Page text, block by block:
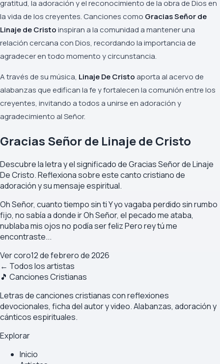
gratitud, la adoración y el reconocimiento de la obra de Dios en
la vida de los creyentes. Canciones como Gracias Señor de
Linaje de Cristoinspiran a la comunidad a mantener una
relación cercana con Dios, recordando la importancia de
agradecer en todo momento y circunstancia.
A través de su música, Linaje De Cristoaporta al acervo de
alabanzas que edifican la fe y fortalecen la comunión entre los
creyentes, invitando a todos a unirse en adoración y
agradecimiento al Señor.
Gracias Señor de Linaje de Cristo
Descubre la letra y el significado de Gracias Señor de Linaje
De Cristo. Reflexiona sobre este canto cristiano de
adoración y su mensaje espiritual.
Oh Señor, cuanto tiempo sin ti Y yo vagaba perdido sin rumbo
fijo, no sabía a donde ir Oh Señor, el pecado me ataba,
nublaba mis ojos no podía ser feliz Pero rey tú me
encontraste...
Ver coro12 de febrero de 2026
← Todos los artistas
🎵 Canciones Cristianas
Letras de canciones cristianas con reflexiones
devocionales, ficha del autor y video. Alabanzas, adoración y
cánticos espirituales.
Explorar
Inicio